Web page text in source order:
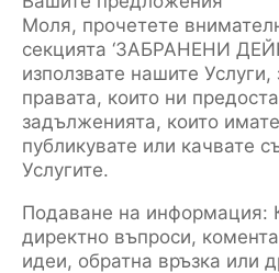
Моля, прочетете
секцията ‘ЗАБРАНЕНИ
използвате нашите
правата, които ни
задълженията, които
публикувате или качвате
Услугите.
Подаване на информация:
директно въпроси,
идеи, обратна връзка или